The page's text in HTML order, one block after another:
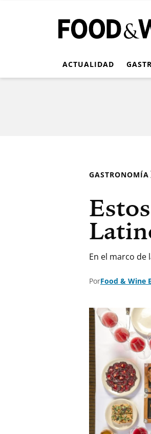
ACTUALIDAD
GASTRONOMÍA
En el marco de
PorFood & Wine